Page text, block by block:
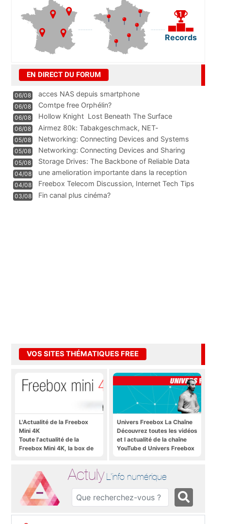
Records
EN DIRECT DU FORUM
06/08 acces NAS depuis smartphone
06/08 Comtpe free Orphélin?
06/08 Hollow Knight  Lost Beneath The Surface
06/08
Airmez 80k: Tabakgeschmack, NET-
Technologie und Leistung im
05/08 Networking: Connecting Devices and Systems
05/08
Networking: Connecting Devices and Sharing
Information
05/08
Storage Drives: The Backbone of Reliable Data
Management
04/08
une amelioration importante dans la reception
WIFI
04/08
Freebox Telecom Discussion, Internet Tech Tips
Communi
03/08 Fin canal plus cinéma?
VOS SITES THÉMATIQUES FREE
L'Actualité de la Freebox
Mini 4K
Toute l'actualité de la
Freebox Mini 4K, la box de
Univers Freebox La Chaîne
Découvrez toutes les vidéos
et l actualité de la chaîne
YouTube d Univers Freebox
Actuly L'info numérique